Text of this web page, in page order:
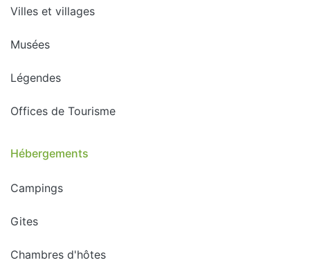
Villes et villages
Musées
Légendes
Offices de Tourisme
Hébergements
Campings
Gites
Chambres d'hôtes